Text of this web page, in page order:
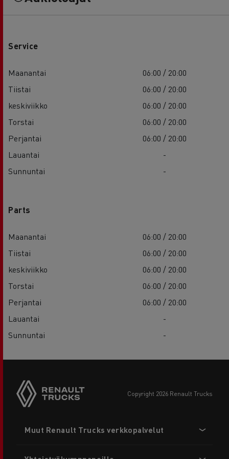
Service
Maanantai
06:00 / 20:00
Tiistai
06:00 / 20:00
keskiviikko
06:00 / 20:00
Torstai
06:00 / 20:00
Perjantai
06:00 / 20:00
Lauantai
-
Sunnuntai
-
Parts
Maanantai
06:00 / 20:00
Tiistai
06:00 / 20:00
keskiviikko
06:00 / 20:00
Torstai
06:00 / 20:00
Perjantai
06:00 / 20:00
Lauantai
-
Sunnuntai
-
copyright 2026 Renault Trucks
menu
Muut Renault Trucks verkkopalvelut